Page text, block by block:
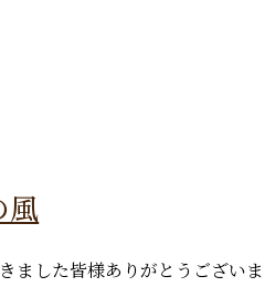
風
ました皆様ありがとうござい